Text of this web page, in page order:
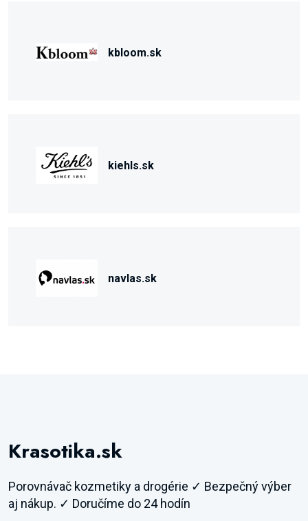
kbloom.sk
kiehls.sk
navlas.sk
Krasotika.sk
Porovnávač kozmetiky a drogérie ✓ Bezpečný výber
aj nákup. ✓ Doručíme do 24 hodín